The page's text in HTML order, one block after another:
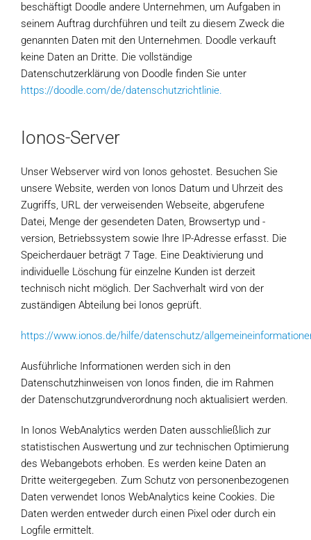
beschäftigt Doodle andere Unternehmen, um Aufgaben in
seinem Auftrag durchführen und teilt zu diesem Zweck die
genannten Daten mit den Unternehmen. Doodle verkauft
keine Daten an Dritte. Die vollständige
Datenschutzerklärung von Doodle finden Sie unter
https://doodle.com/de/datenschutzrichtlinie.
Ionos-Server
Unser Webserver wird von Ionos gehostet. Besuchen Sie
unsere Website, werden von Ionos Datum und Uhrzeit des
Zugriffs, URL der verweisenden Webseite, abgerufene
Datei, Menge der gesendeten Daten, Browsertyp und -
version, Betriebssystem sowie Ihre IP-Adresse erfasst. Die
Speicherdauer beträgt 7 Tage. Eine Deaktivierung und
individuelle Löschung für einzelne Kunden ist derzeit
technisch nicht möglich. Der Sachverhalt wird von der
zuständigen Abteilung bei Ionos geprüft.
https://www.ionos.de/hilfe/datenschutz/
Ausführliche Informationen werden sich in den
Datenschutzhinweisen von Ionos finden, die im Rahmen
der Datenschutzgrundverordnung noch aktualisiert werden.
In Ionos WebAnalytics werden Daten ausschließlich zur
statistischen Auswertung und zur technischen Optimierung
des Webangebots erhoben. Es werden keine Daten an
Dritte weitergegeben. Zum Schutz von personenbezogenen
Daten verwendet Ionos WebAnalytics keine Cookies. Die
Daten werden entweder durch einen Pixel oder durch ein
Logfile ermittelt.